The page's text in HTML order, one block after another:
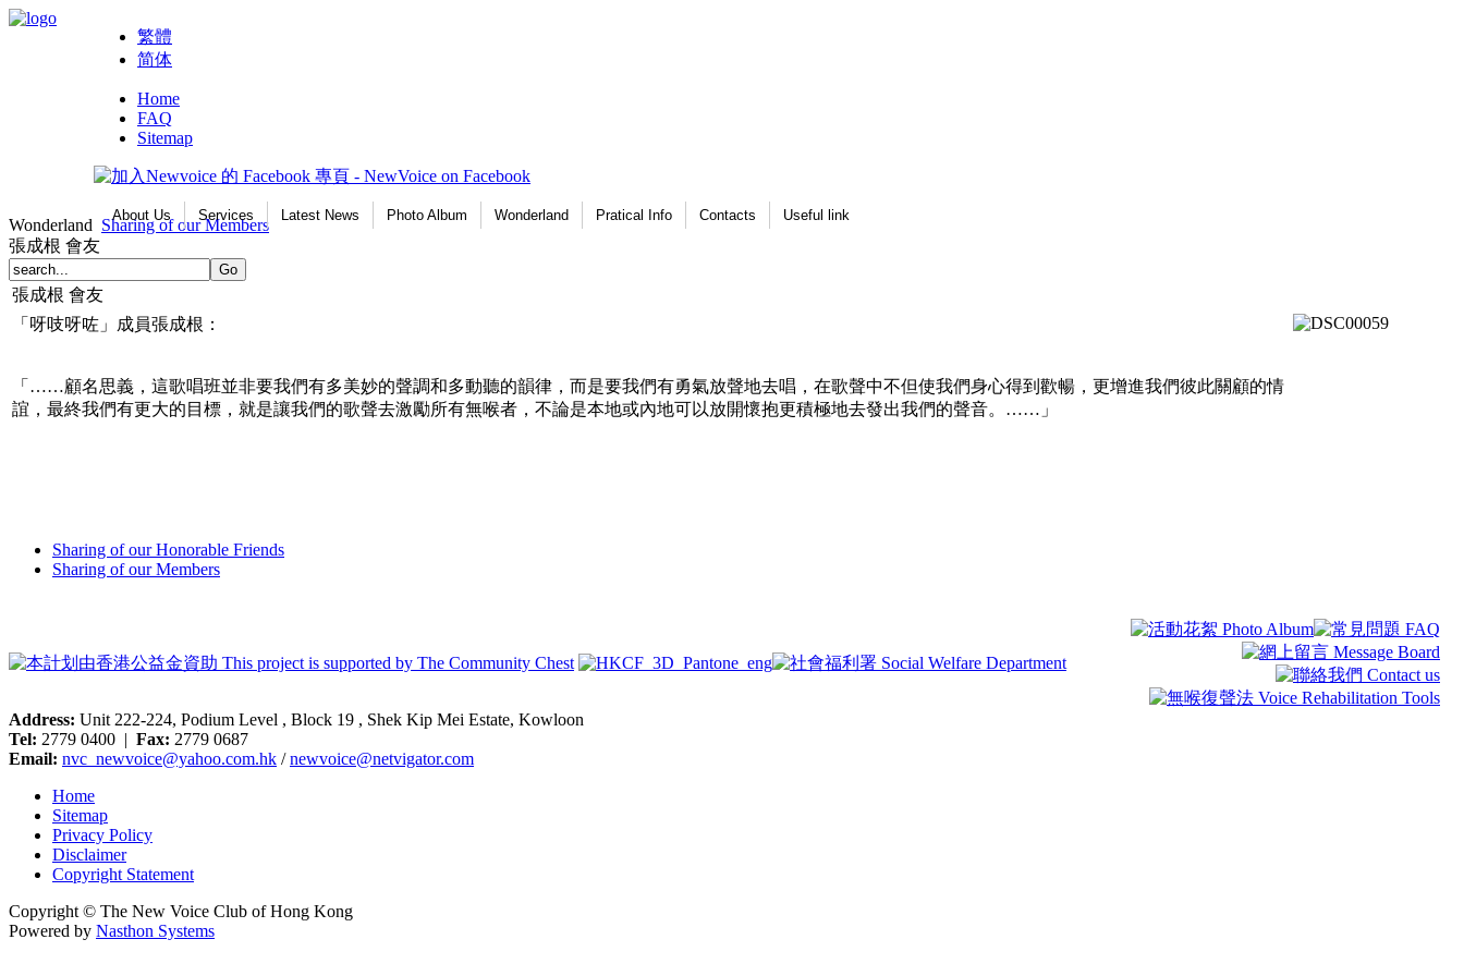
繁體
简体
Home
FAQ
Sitemap
About Us Services Latest News Photo Album Wonderland Pratical Info Contacts Useful link
Wonderland Sharing of our Members
張成根 會友
張成根 會友
「呀吱呀咗」成員張成根：
「……顧名思義，這歌唱班並非要我們有多美妙的聲調和多動聽的韻律，而是要我們有勇氣放聲地去唱，在歌聲中不但使我們身心得到歡暢，更增進我們彼此關顧的情
誼，最終我們有更大的目標，就是讓我們的歌聲去激勵所有無喉者，不論是本地或內地可以放開懷抱更積極地去發出我們的聲音。……」
Sharing of our Honorable Friends
Sharing of our Members
Address: Unit 222-224, Podium Level , Block 19 , Shek Kip Mei Estate, Kowloon
Tel: 2779 0400 | Fax: 2779 0687
Email: nvc_newvoice@yahoo.com.hk /newvoice@netvigator.com
Home
Sitemap
Privacy Policy
Disclaimer
Copyright Statement
Copyright © The New Voice Club of Hong Kong
Powered by Nasthon Systems